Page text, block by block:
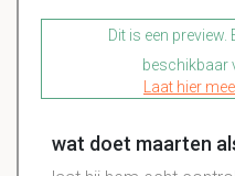
Dit is een
beschikbaar
Laat hier
wat doet maarten